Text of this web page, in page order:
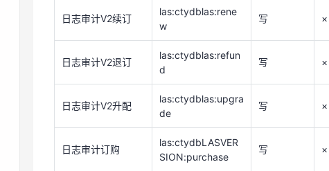
日志审计订购
las:ctydbLASVER
SION:purchase
写
SION:renew
las:ctydbLASVER
SION:refund
日志审计升配
las:ctydbLASVER
SION:upgrade
写 ×
las:instance:audit
日志审计V2续订
las:ctydblas:rene
w
写 ×
日志审计V2退订
las:ctydblas:refun
d
写 ×
日志审计V2升配
las:ctydblas:upgra
de
写 ×
日志审计订购
las:ctydbLASVER
SION:purchase
写 ×